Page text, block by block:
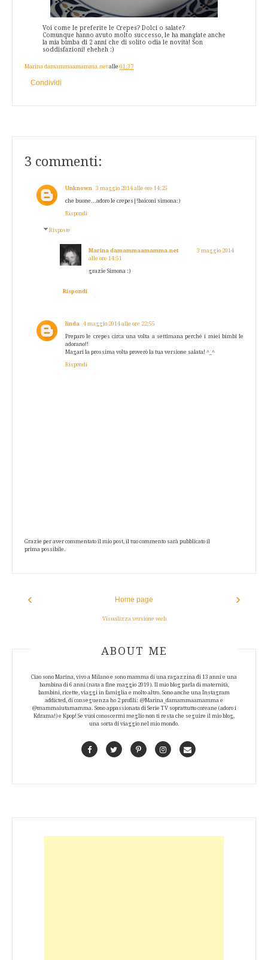
Voi come le preferite le Crepes? Dolci o salate?
Comunque hanno avuto molto successo, le ha mangiate anche
la mia bimba di 2 anni che di solito odia le novità! Son
soddisfazioni! eheheh :)
Marina damammaamamma.net alle 01:37
Condividi
3 commenti:
Unknown 3 maggio 2014 alle ore 14:25
che buone...adoro le crepes|!baiconi simona:)
Rispondi
Risposte
Marina damammaamamma.net
3 maggio 2014
alle ore 14:51
grazie Simona :)
Rispondi
linda 4 maggio 2014 alle ore 22:55
Preparo le crepes circa una volta a settimana perché i miei bimbi le
adorano!!
Magari la prossima volta proverò la tua versione salata! ^_^
Rispondi
Grazie per aver commentato il mio post, il tuo commento sarà pubblicato il
prima possibile.
‹ ›
Home page
Visualizza versione web
ABOUT AUTHOR
ABOUT ME
Ciao sono Marina, vivo a Milano e sono mamma di una ragazzina di 13 anni e una
bambina di 6 anni (nata a fine maggio 2019). Il mio blog parla di maternità,
bambini, ricette, viaggi in famiglia e molto altro. Sono anche una Instagram
addicted, di conseguenza ho 2 profili: @Marina_damammaamamma e
@mammaiutamamma. Sono appassionata di Serie TV soprattutto coreane (adoro i
Kdrama!) e Kpop! Se vuoi conoscermi meglio non ti resta che seguire il mio blog,
una sorta di viaggio nel mio mondo.
FacebookTwitterPinterestInstagramContact